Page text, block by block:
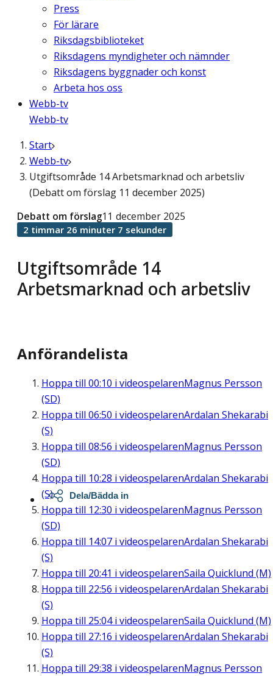
Press
För lärare
Riksdagsbiblioteket
Riksdagens myndigheter och nämnder
Riksdagens byggnader och konst
Arbeta hos oss
Webb-tv
Webb-tv
Start
Webb-tv
Utgiftsområde 14 Arbetsmarknad och arbetsliv
(Debatt om förslag 11 december 2025)
Utgiftsområde 14
Arbetsmarknad och arbetsliv
Debatt om förslag11 december 2025
2 timmar 26 minuter 7 sekunder
Anförandelista
Hoppa till 00:10 i videospelarenMagnus Persson
(SD)
Hoppa till 06:50 i videospelarenArdalan Shekarabi
(S)
Hoppa till 08:56 i videospelarenMagnus Persson
(SD)
Hoppa till 10:28 i videospelarenArdalan Shekarabi
(S)
Hoppa till 12:30 i videospelarenMagnus Persson
(SD)
Hoppa till 14:07 i videospelarenArdalan Shekarabi
(S)
Hoppa till 20:41 i videospelarenSaila Quicklund (M)
Hoppa till 22:56 i videospelarenArdalan Shekarabi
(S)
Hoppa till 25:04i videospelarenSaila Quicklund (M)
Hoppa till 27:16 i videospelarenArdalan Shekarabi
(S)
Hoppa till 29:38 i videospelarenMagnus Persson
Dela/Bädda in